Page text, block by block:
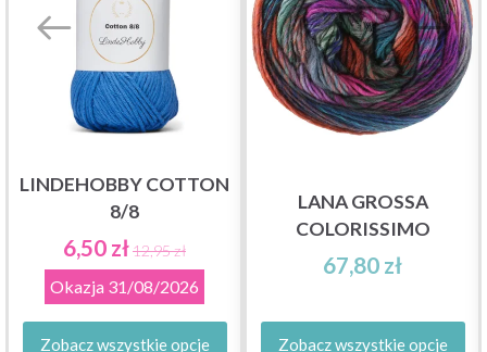
LINDEHOBBY COTTON
8/8
6,50 zł12,95 zł
Okazja 31/08/2026
Zobacz wszystkie opcje
LANA GROSSA
COLORISSIMO
67,80 zł
Zobacz wszystkie opcje